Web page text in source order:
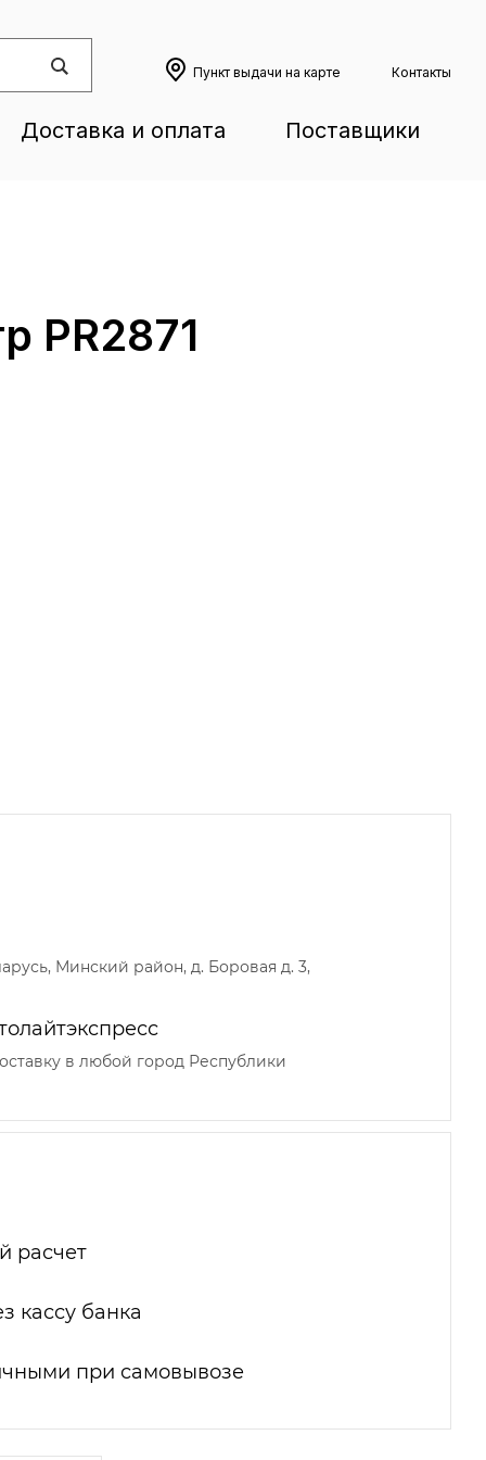
Пункт выдачи на карте Контакты
Доставка и оплата Поставщики
PR2871
Минский район, д. Боровая д. 3,
в любой город Республики
расчет
кассу банка
при самовывозе